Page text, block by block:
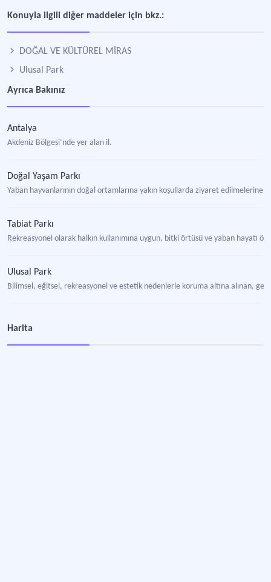
Konuyla ilgili diğer maddeler için bkz.:
DOĞAL VE KÜLTÜREL MİRAS
Ulusal Park
Ayrıca Bakınız
Antalya
Akdeniz Bölgesi’nde yer alan il.
Doğal Yaşam Parkı
Yaban hayvanlarının doğal ortamlarına yakın koşullarda ziyaret
Tabiat Parkı
Rekreasyonel olarak halkın kullanımına uygun, bitki örtüsü ve yaban hayatı
Ulusal Park
Bilimsel, eğitsel, rekreasyonel ve estetik nedenlerle koruma altına alınan,
Harita